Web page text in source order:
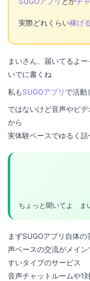
実際どれくらい稼げる
まいさん、届いてるよ
いでに書くね
私もSUGOアプリ で活動
ではないけど音声やビ
から
実体験ベースでゆるく
ちょっと聞いてよ ま
まずSUGOアプリ自体
声ベースの交流がメイ
すいタイプのサービス
音声チャットルームや1